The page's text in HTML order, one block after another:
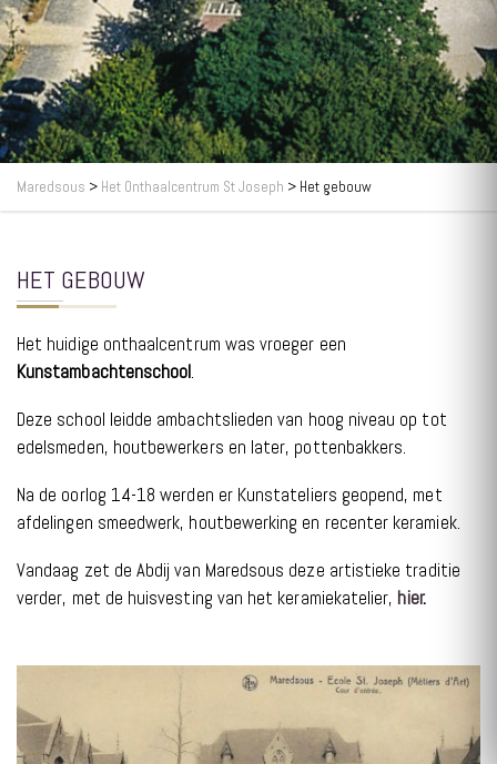
Maredsous > Het Onthaalcentrum St Joseph > Het gebouw
HET GEBOUW
Het huidige onthaalcentrum was vroeger een
Kunstambachtenschool.
Deze school leidde ambachtslieden van hoog niveau op tot
edelsmeden, houtbewerkers en later, pottenbakkers.
Na de oorlog 14-18 werden er Kunstateliers geopend, met
afdelingen smeedwerk, houtbewerking en recenter keramiek.
Vandaag zet de Abdij van Maredsous deze artistieke traditie
verder, met de huisvesting van het keramiekatelier, hier.